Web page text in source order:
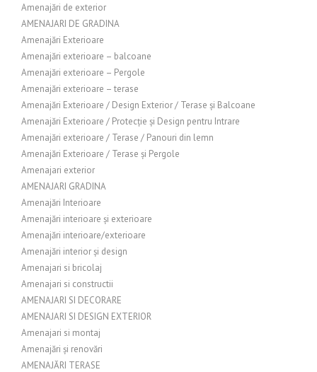
Amenajări de exterior
AMENAJARI DE GRADINA
Amenajări Exterioare
Amenajări exterioare – balcoane
Amenajări exterioare – Pergole
Amenajări exterioare – terase
Amenajări Exterioare / Design Exterior / Terase și Balcoane
Amenajări Exterioare / Protecție și Design pentru Intrare
Amenajări exterioare / Terase / Panouri din lemn
Amenajări Exterioare / Terase și Pergole
Amenajari exterior
AMENAJARI GRADINA
Amenajări Interioare
Amenajări interioare și exterioare
Amenajări interioare/exterioare
Amenajări interior și design
Amenajari si bricolaj
Amenajari si constructii
AMENAJARI SI DECORARE
AMENAJARI SI DESIGN EXTERIOR
Amenajari si montaj
Amenajări și renovări
AMENAJĂRI TERASE